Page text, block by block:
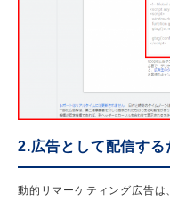
2.広告として配信す
動的リマーケティング広告